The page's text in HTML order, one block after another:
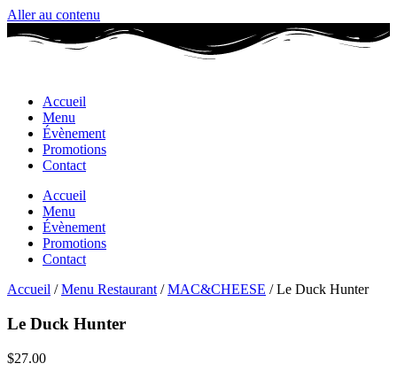
Aller au contenu
Accueil
Menu
Évènement
Promotions
Contact
Accueil
Menu
Évènement
Promotions
Contact
Accueil /Menu Restaurant /MAC&CHEESE / Le Duck Hunter
Le Duck Hunter
$27.00